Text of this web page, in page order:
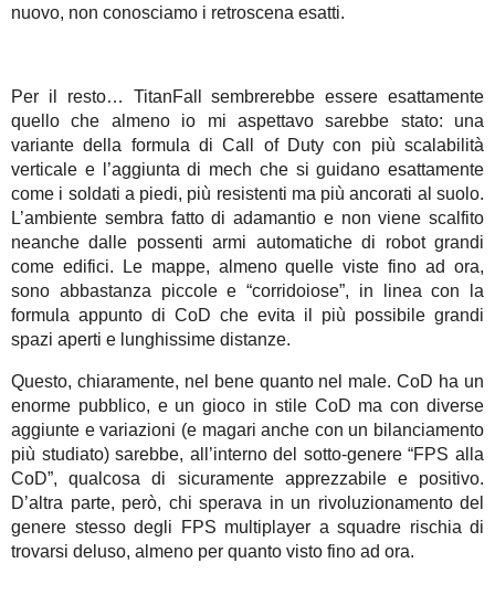
nuovo, non conosciamo i retroscena esatti.
Per il resto… TitanFall sembrerebbe essere esattamente
quello che almeno io mi aspettavo sarebbe stato: una
variante della formula di Call of Duty con più scalabilità
verticale e l’aggiunta di mech che si guidano esattamente
come i soldati a piedi, più resistenti ma più ancorati al suolo.
L’ambiente sembra fatto di adamantio e non viene scalfito
neanche dalle possenti armi automatiche di robot grandi
come edifici. Le mappe, almeno quelle viste fino ad ora,
sono abbastanza piccole e “corridoiose”, in linea con la
formula appunto di CoD che evita il più possibile grandi
spazi aperti e lunghissime distanze.
Questo, chiaramente, nel bene quanto nel male. CoD ha un
enorme pubblico, e un gioco in stile CoD ma con diverse
aggiunte e variazioni (e magari anche con un bilanciamento
più studiato) sarebbe, all’interno del sotto-genere “FPS alla
CoD”, qualcosa di sicuramente apprezzabile e positivo.
D’altra parte, però, chi sperava in un rivoluzionamento del
genere stesso degli FPS multiplayer a squadre rischia di
trovarsi deluso, almeno per quanto visto fino ad ora.